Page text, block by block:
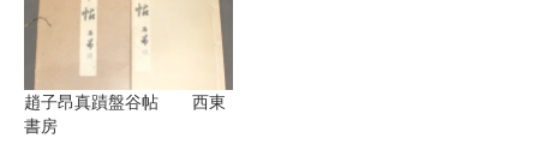
趙子昂真蹟盤谷帖 西東
書房